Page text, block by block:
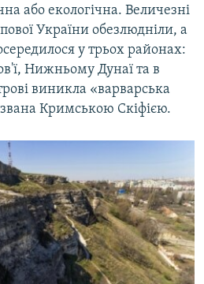
або екологічна. Величезні
України обезлюдніли, а
у трьох районах:
Нижньому Дунаї та в
виникла «варварська
Кримською Скіфією.